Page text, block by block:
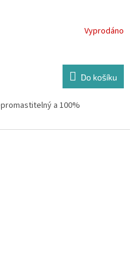
Vyprodáno
Do košíku
a 100%